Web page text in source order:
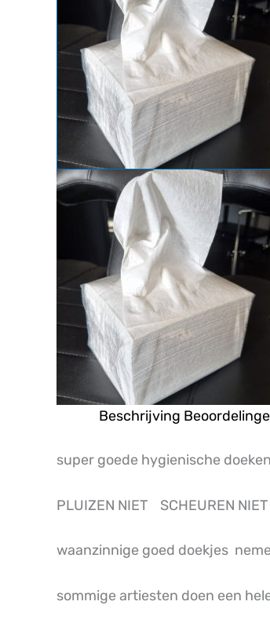
Beschrijving
super goede hygienische
PLUIZEN NIET SCHEUREN
waanzinnige goed doekjes
sommige artiesten doen een